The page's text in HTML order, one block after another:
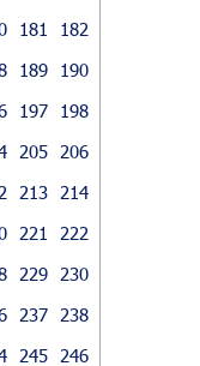
181
182
189
190
197
198
205
206
213
214
221
222
229
230
237
238
245
246